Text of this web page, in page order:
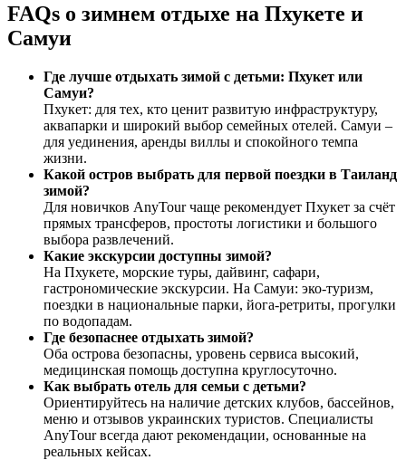
FAQs о зимнем отдыхе на Пхукете и
Самуи
Где лучше отдыхать зимой с детьми: Пхукет или
Самуи?
Пхукет: для тех, кто ценит развитую инфраструктуру,
аквапарки и широкий выбор семейных отелей. Самуи –
для уединения, аренды виллы и спокойного темпа
жизни.
Какой остров выбрать для первой поездки в Таиланд
зимой?
Для новичков AnyTour чаще рекомендует Пхукет за счёт
прямых трансферов, простоты логистики и большого
выбора развлечений.
Какие экскурсии доступны зимой?
На Пхукете, морские туры, дайвинг, сафари,
гастрономические экскурсии. На Самуи: эко-туризм,
поездки в национальные парки, йога-ретриты, прогулки
по водопадам.
Где безопаснее отдыхать зимой?
Оба острова безопасны, уровень сервиса высокий,
медицинская помощь доступна круглосуточно.
Как выбрать отель для семьи с детьми?
Ориентируйтесь на наличие детских клубов, бассейнов,
меню и отзывов украинских туристов. Специалисты
AnyTour всегда дают рекомендации, основанные на
реальных кейсах.